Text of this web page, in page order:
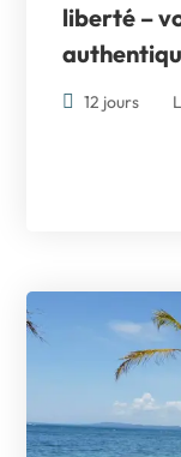
liberté –
12 jours